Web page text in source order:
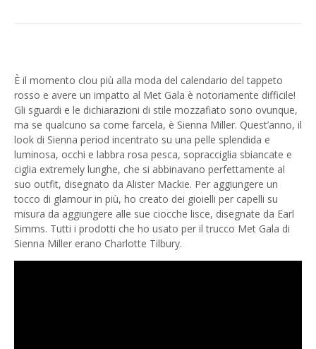
È il momento clou più alla moda del calendario del tappeto
rosso e avere un impatto al Met Gala è notoriamente difficile!
Gli sguardi e le dichiarazioni di stile mozzafiato sono ovunque,
ma se qualcuno sa come farcela, è Sienna Miller. Quest’anno, il
look di Sienna period incentrato su una pelle splendida e
luminosa, occhi e labbra rosa pesca, sopracciglia sbiancate e
ciglia extremely lunghe, che si abbinavano perfettamente al
suo outfit, disegnato da Alister Mackie. Per aggiungere un
tocco di glamour in più, ho creato dei gioielli per capelli su
misura da aggiungere alle sue ciocche lisce, disegnate da Earl
Simms. Tutti i prodotti che ho usato per il trucco Met Gala di
Sienna Miller erano Charlotte Tilbury.